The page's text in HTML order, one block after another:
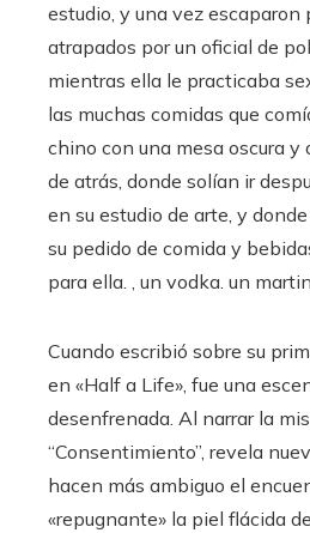
estudio, y una vez escaparon
atrapados por un oficial de
mientras ella le practicaba
las muchas comidas que
chino con una mesa oscura y
de atrás, donde solían ir
en su estudio de arte, y
su pedido de comida y
para ella. , un vodka. un
Cuando escribió sobre su
en «Half a Life», fue una
desenfrenada. Al narrar la
“Consentimiento”, revela
hacen más ambiguo el
«repugnante» la piel flácida